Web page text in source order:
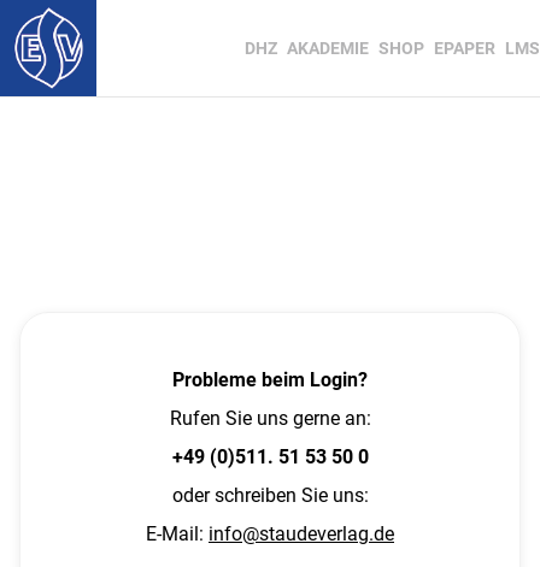
DHZ AKADEMIE SHOP EPAPER LMS
Probleme beim Login?
Rufen Sie uns gerne an:
+49 (0)511. 51 53 50 0
oder schreiben Sie uns:
E-Mail: info@staudeverlag.de